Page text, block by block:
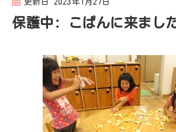
更新日 2023年1月27日
保護中: こぱんに来まし